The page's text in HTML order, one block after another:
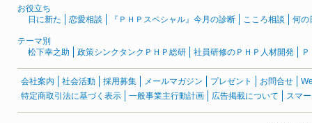
お役立ち
日に新た
恋愛相談 『ＰＨＰスペシャル』今月の診断 こころ相談 何の
テーマ別
松下幸之助
政策シンクタンクＰＨＰ総研 社員研修のＰＨＰ人材開発
会社案内 社会活動 採用募集 メールマガジン プレゼント お問合せ
特定商取引法に基づく表示
一般事業主行動計画 広告掲載について スマ